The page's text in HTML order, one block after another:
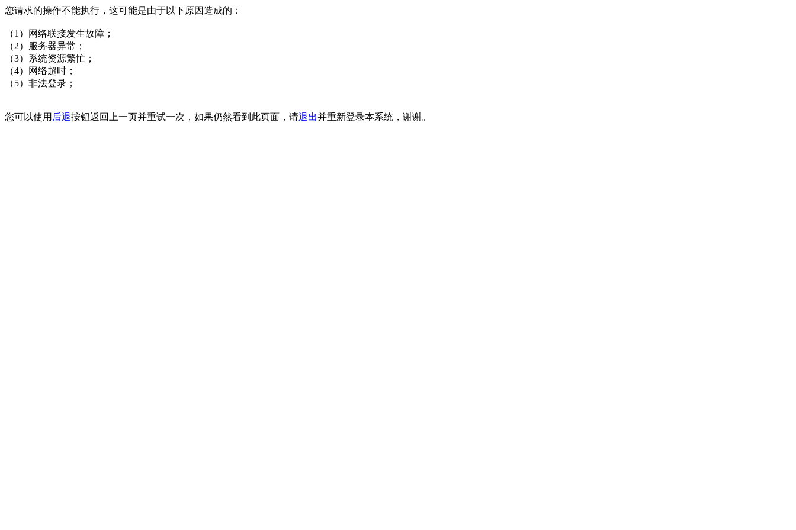
您请求的操作不能执行，这可能是由于以下原因造成的：
（1）网络联接发生故障；
（2）服务器异常；
（3）系统资源繁忙；
（4）网络超时；
（5）非法登录；
您可以使用 后退按钮返回上一页并重试一次，如果仍然看到此页面，请退出并重新登录本系统，谢谢。